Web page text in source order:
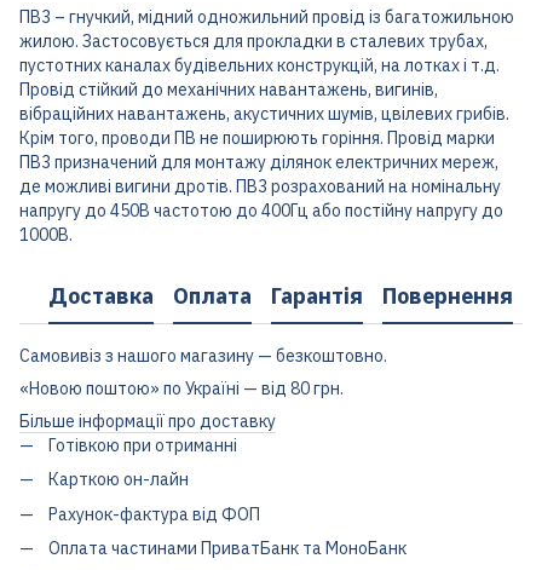
ПВ3 – гнучкий, мідний одножильний провід із багатожильною
жилою. Застосовується для прокладки в сталевих трубах,
пустотних каналах будівельних конструкцій, на лотках і т.д.
Провід стійкий до механічних навантажень, вигинів,
вібраційних навантажень, акустичних шумів, цвілевих грибів.
Крім того, проводи ПВ не поширюють горіння. Провід марки
ПВ3 призначений для монтажу ділянок електричних мереж,
де можливі вигини дротів. ПВ3 розрахований на номінальну
напругу до 450В частотою до 400Гц або постійну напругу до
1000В.
Доставка Оплата Гарантія Повернення
Самовивіз з нашого магазину — безкоштовно.
«Новою поштою» по Україні — від 80 грн.
Більше інформації про доставку
Готівкою при отриманні
Карткою он-лайн
Рахунок-фактура від ФОП
Оплата частинами ПриватБанк та МоноБанк